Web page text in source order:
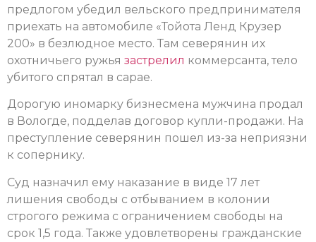
предлогом убедил вельского предпринимателя
приехать на автомобиле «Тойота Ленд Крузер
200» в безлюдное место. Там северянин их
охотничьего ружья застрелил коммерсанта, тело
убитого спрятал в сарае.
Дорогую иномарку бизнесмена мужчина продал
в Вологде, подделав договор купли-продажи. На
преступление северянин пошел из-за неприязни
к сопернику.
Суд назначил ему наказание в виде 17 лет
лишения свободы с отбыванием в колонии
строгого режима с ограничением свободы на
срок 1,5 года. Также удовлетворены гражданские